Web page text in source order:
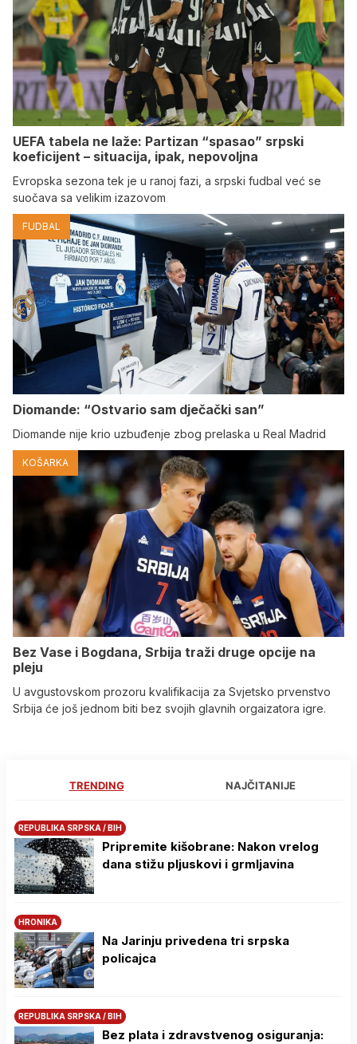
UEFA tabela ne laže: Partizan “spasao” srpski
koeficijent – situacija, ipak, nepovoljna
Evropska sezona tek je u ranoj fazi, a srpski fudbal već se
suočava sa velikim izazovom
FUDBAL
Diomande: “Ostvario sam dječački san”
Diomande nije krio uzbuđenje zbog prelaska u Real Madrid
KOŠARKA
Bez Vase i Bogdana, Srbija traži druge opcije na
pleju
U avgustovskom prozoru kvalifikacija za Svjetsko prvenstvo
Srbija će još jednom biti bez svojih glavnih orgaizatora igre.
TRENDING NAJČITANIJE
REPUBLIKA SRPSKA / BIH
Pripremite kišobrane: Nakon vrelog
dana stižu pljuskovi i grmljavina
HRONIKA
Na Јarinju privedena tri srpska
policajca
REPUBLIKA SRPSKA / BIH
Bez plata i zdravstvenog osiguranja: